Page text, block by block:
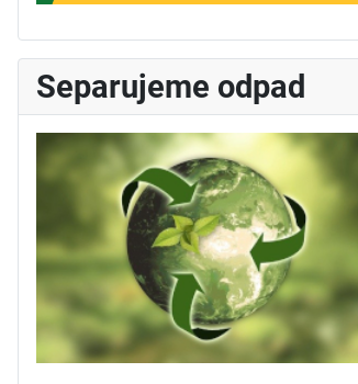
Separujeme odpad